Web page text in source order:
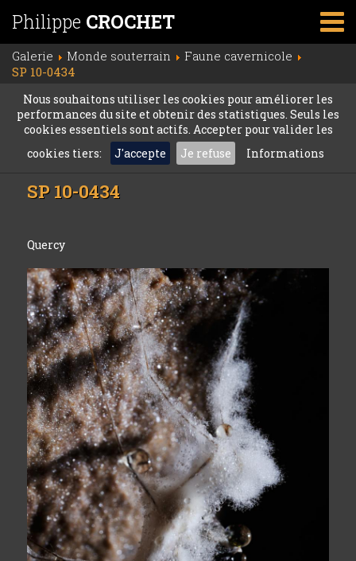
Philippe CROCHET
Galerie Monde souterrain
Faune cavernicole
SP 10-0434
Nous souhaitons utiliser les cookies pour améliorer les
performances du site et obtenir des statistiques. Seuls les
cookies essentiels sont actifs. Accepter pour valider les
cookies tiers:
J'accepte Je refuse Informations
SP 10-0434
Quercy